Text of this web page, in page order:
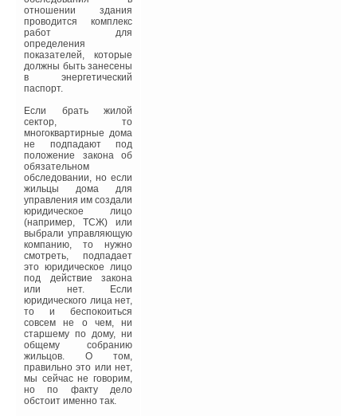
отношении здания
проводится комплекс
работ для
определения
показателей, которые
должны быть занесены
в энергетический
паспорт.
Если брать жилой
сектор, то
многоквартирные дома
не подпадают под
положение закона об
обязательном
обследовании, но если
жильцы дома для
управления им создали
юридическое лицо
(например, ТСЖ) или
выбрали управляющую
компанию, то нужно
смотреть, подпадает
это юридическое лицо
под действие закона
или нет. Если
юридического лица нет,
то и беспокоиться
совсем не о чем, ни
старшему по дому, ни
общему собранию
жильцов. О том,
правильно это или нет,
мы сейчас не говорим,
но по факту дело
обстоит именно так.
тепло и
холодоснабжения и
электроснабжения
здания, как единой
энергетической системы,
а именно: климатических
параметров в районе
строительства;
планировочных
решений и
теплоизолирующих
свойств, принятых
проектом ограждающих
конструкций;
параметров
инженерного
оборудования здания,
направленных на
создание комфортных
условий. По экспертным
оценкам, реализация
энергосберегающих
мероприятий может
обеспечить сокращение
теплопотребления в
здании в 2–2,5 раза. При
этом энергосбережение
за счет оптимизации
градостроительных
решений составляет 8–
10 %, архитектурно-
планировочных
решений — до 15 %,
правильного выбора
решений ограждающих